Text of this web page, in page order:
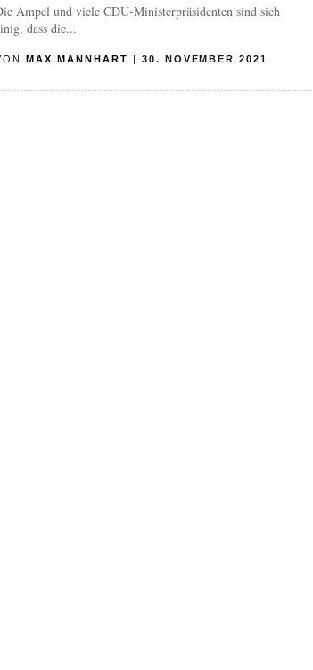
Ampel und viele CDU-Ministerpräsidenten sind sich
dass die...
MAX MANNHART | 30. NOVEMBER 2021